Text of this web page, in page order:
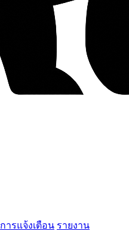
การแจ้งเตือน รายงาน